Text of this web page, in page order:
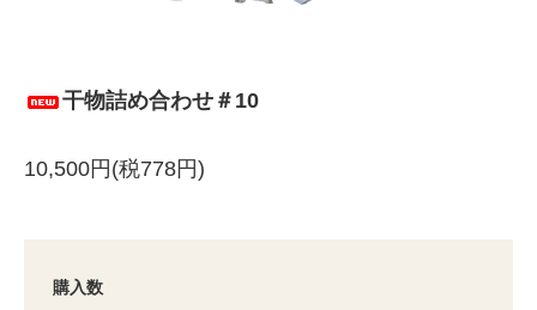
干物詰め合わせ＃10
10,500円(税778円)
購入数